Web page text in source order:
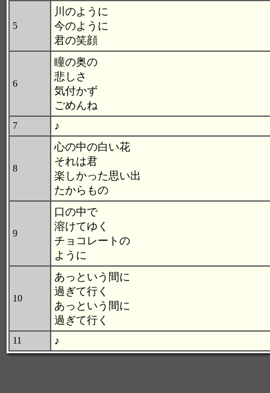
5
川のように
今のように
君の笑顔
6
瞳の奥の
悲しさ
気付かず
ごめんね
7 ♪
8
心の中の白い花
それは君
楽しかった思い出
たからもの
9
口の中で
溶けてゆく
チョコレートの
ように
10
あっという間に
過ぎて行く
あっという間に
過ぎて行く
11 ♪